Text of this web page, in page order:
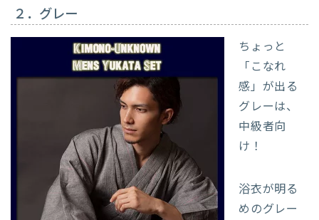
２．グレー
ちょっと
「こなれ
感」が出る
グレーは、
中級者向
け！
浴衣が明る
めのグレー